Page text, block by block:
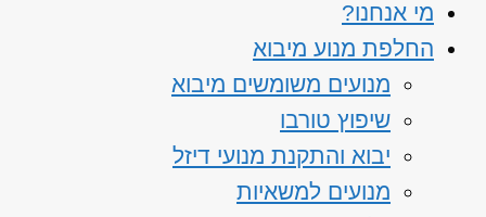
מי אנחנו?
החלפת מנוע מיבוא
מנועים משומשים מיבוא
שיפוץ טורבו
יבוא והתקנת מנועי דיזל
מנועים למשאיות